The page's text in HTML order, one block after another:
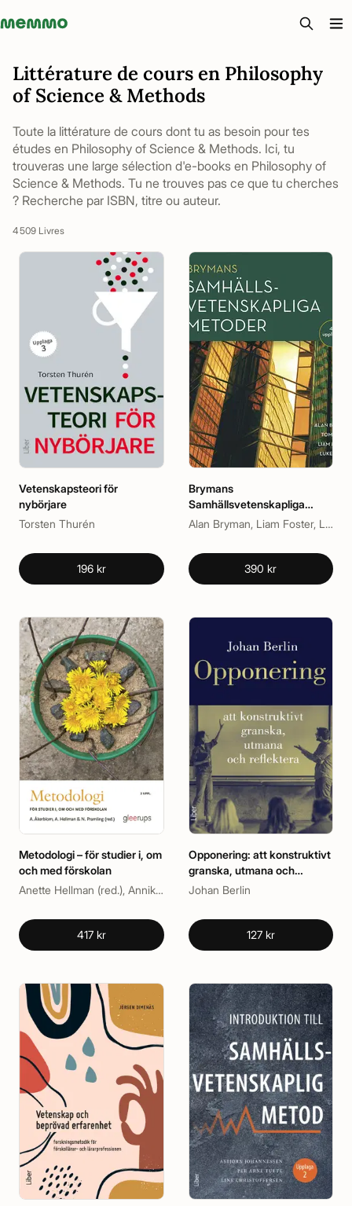
Memmo - AI-verktyg och digital kurslitteratur
Littérature de cours en Philosophy
of Science & Methods
Toute la littérature de cours dont tu as besoin pour tes
études en Philosophy of Science & Methods. Ici, tu
trouveras une large sélection d'e-books en Philosophy of
Science & Methods. Tu ne trouves pas ce que tu cherches
? Recherche par ISBN, titre ou auteur.
4 509 Livres
Vetenskapsteori för
nybörjare
Torsten Thurén
196 kr
Brymans
Samhällsvetenskapliga
metoder
Alan Bryman, Liam Foster, Luke Sloan, Tom Clark
390 kr
Metodologi – för studier i, om
och med förskolan
Anette Hellman (red.), Annika Åkerblom (red.), Niklas Pramling (red.)
417 kr
Opponering: att konstruktivt
granska, utmana och
reflektera
Johan Berlin
127 kr